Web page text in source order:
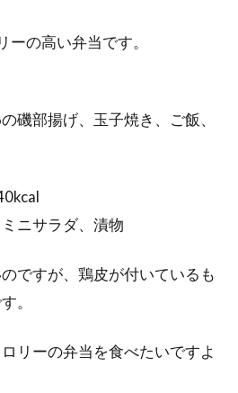
ーの高い弁当です。
磯部揚げ、玉子焼き、ご飯、
ニサラダ、漬物
ですが、鶏皮が付いているも
。
リーの弁当を食べたいですよ